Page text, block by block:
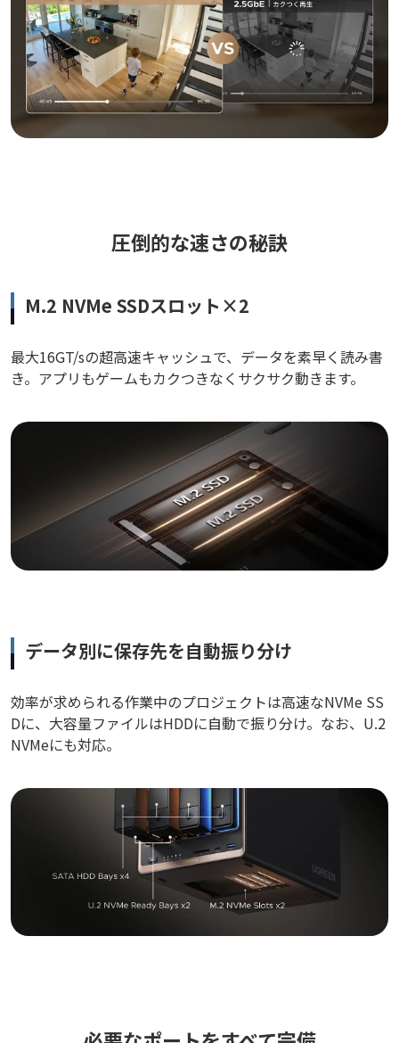
圧倒的な速さの秘訣
M.2 NVMe SSDスロット×2
最大16GT/sの超高速キャッシュで、データを素早く読み書
き。アプリもゲームもカクつきなくサクサク動きます。
データ別に保存先を自動振り分け
効率が求められる作業中のプロジェクトは高速なNVMe SS
Dに、大容量ファイルはHDDに自動で振り分け。なお、U.2
NVMeにも対応。